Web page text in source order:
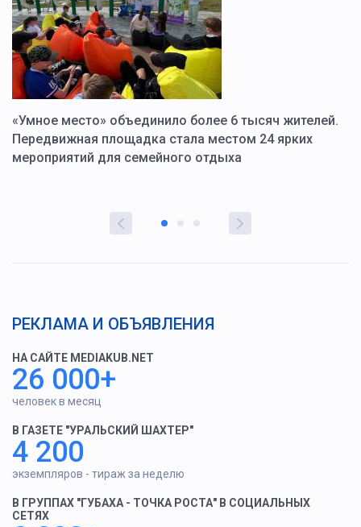
«Умное место» объединило более 6 тысяч жителей.
Передвижная площадка стала местом 24 ярких
мероприятий для семейного отдыха
РЕКЛАМА И ОБЪЯВЛЕНИЯ
НА САЙТЕ MEDIAKUB.NET
26 000+
человек в месяц
В ГАЗЕТЕ "УРАЛЬСКИЙ ШАХТЕР"
4 200
экземпляров - тираж за неделю
В ГРУППАХ "ГУБАХА - ТОЧКА РОСТА" В СОЦИАЛЬНЫХ
СЕТЯХ